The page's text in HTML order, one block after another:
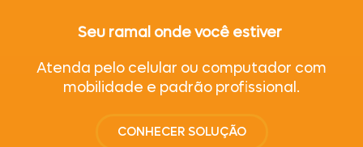
Seu ramal onde você estiver
Atenda pelo celular ou computador com
mobilidade e padrão profissional.
CONHECER SOLUÇÃO